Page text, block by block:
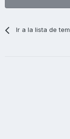
Ir a la lista de